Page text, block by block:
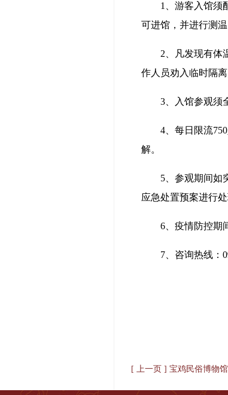
1、游客入馆须
可进馆，并进行测
2、凡发现有体
作人员劝入临时隔
3、入馆参观须
4、每日限流
解。
5、参观期间如
应急处置预案进行处
6、疫情防控期
7、咨询热线：
[ 上一页 ] 宝鸡民俗博物